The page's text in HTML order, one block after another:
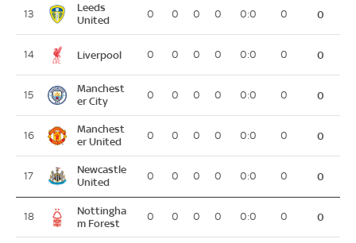
13
Leeds
United
0 0 0 0 0:0 0 0
14 Liverpool 0 0 0 0 0:0 0 0
15
Manchest
er City
0 0 0 0 0:0 0 0
16
Manchest
er United
0 0 0 0 0:0 0 0
17
Newcastle
United
0 0 0 0 0:0 0 0
18
Nottingha
m Forest
0 0 0 0 0:0 0 0